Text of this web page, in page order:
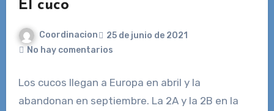
El cuco
Coordinacion
25 de junio de 2021
No hay comentarios
Los cucos llegan a Europa en abril y la
abandonan en septiembre. La 2A y la 2B en la